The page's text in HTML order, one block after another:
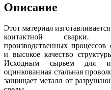
Описание
Этот материал
контактной сварки.
производственных процессов
и высокое качество
Исходным сырьем для
оцинкованная стальная
защищает металл от